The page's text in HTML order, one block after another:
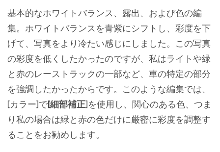
基本的なホワイトバランス、露出、および色の編
集。 ホワイトバランスを青紫にシフトし、彩度を下
げて、写真をより冷たい感じにしました。この写真
の彩度を低くしたかったのですが、私はライトや緑
と赤のレーストラックの一部など、車の特定の部分
を強調したかったからです。このような編集では、
[カラー]で [細部補正 ]を使用し、関心のある色、つま
り私の場合は緑と赤の色だけに厳密に彩度を調整す
ることをお勧めします。